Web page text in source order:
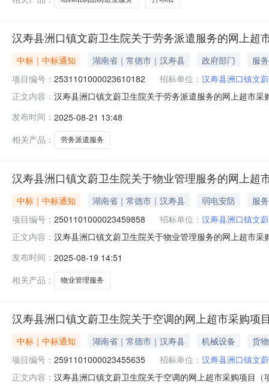
汉寿县洲口镇文蔚卫生院关于劳务派遣服务的网上超
中标｜中标通知 湖南省｜常德市｜汉寿县 政府部门
服务
项目编号： 2531101000023610182 招标单位： 汉寿县洲口镇文
正文内容： 汉寿县洲口镇文蔚卫生院关于劳务派遣服务的网上超市
政区划名称:湖南省常德市汉寿县报价起止时间:-二、采
发布时间： 2025-08-21 13:48
相关产品：
劳务派遣服务
汉寿县洲口镇文蔚卫生院关于物业管理服务的网上超
中标｜中标通知 湖南省｜常德市｜汉寿县 弱电安防
服务
项目编号： 2501101000023459858 招标单位： 汉寿县洲口镇文
正文内容： 汉寿县洲口镇文蔚卫生院关于物业管理服务的网上超市
政区划名称:湖南省常德市汉寿县报价起止时间:-二、采
发布时间： 2025-08-19 14:51
相关产品：
物业管理服务
汉寿县洲口镇文蔚卫生院关于空调的网上超市采购项
中标｜中标通知 湖南省｜常德市｜汉寿县 机械设备
货物
项目编号： 2591101000023455635 招标单位： 汉寿县洲口镇文
正文内容： 汉寿县洲口镇文蔚卫生院关于空调的网上超市采购项目